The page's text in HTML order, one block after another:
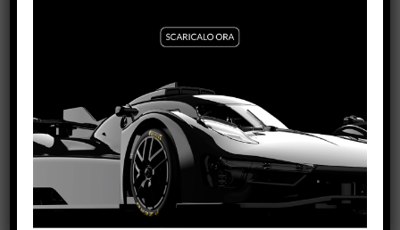
ASV GT3 WINDOWS & LIGHTS
VEDI TUTORIAL
VEDI IL PRODOTTO